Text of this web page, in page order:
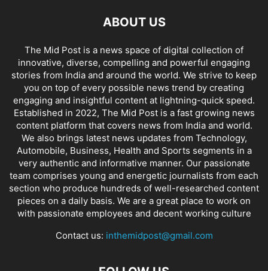
ABOUT US
The Mid Post is a news space of digital collection of
innovative, diverse, compelling and powerful engaging
stories from India and around the world. We strive to keep
you on top of every possible news trend by creating
engaging and insightful content at lightning-quick speed.
Established in 2022, The Mid Post is a fast growing news
content platform that covers news from India and world.
We also brings latest news updates from Technology,
Automobile, Business, Health and Sports segments in a
very authentic and informative manner. Our passionate
team comprises young and energetic journalists from each
section who produce hundreds of well-researched content
pieces on a daily basis. We are a great place to work on
with passionate employees and decent working culture
Contact us: inthemidpost@gmail.com